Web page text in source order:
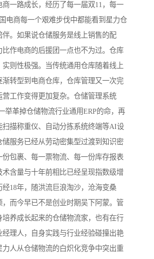
一路成长，经历了每一届双11，每一
电商每一个艰难步伐中都能看到星力仓
伴。如果说仓储服务是线上销售的配
比作电商的后援团一点也不为过。仓库
实则性极强。当传统通用仓库随着线上
渐转型到电商仓库，仓库管理又一次完
营工作变得更加复杂。仓储管理系统
举革掉仓储物流行业通用ERP的命，再
扫描称重仪、自动分拣系统终端等AI设
储服务已经从劳动密集型过渡到知识密
份包裹、每一票物流、每一份库存报表
术含量与十年前相比已经呈现指数级增
18年，随洪流巨浪淘沙，沧海变桑
，而今早已不是创业时期吴下阿蒙。管
培养成长起来的仓储物流家，也有在行
经理人，自身实践与行业经验碰撞出艳
力人从仓储物流的白炽化竞争中突出重